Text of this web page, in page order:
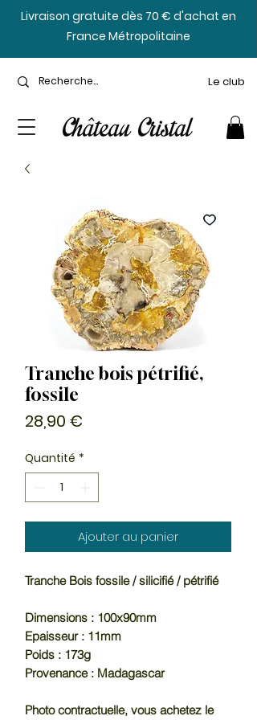
​Livraison gratuite dès 70 € d'achat en
France Métropolitaine
Le club
Tranche bois pétrifié,
fossile
28,90 €
Quantité *
Ajouter au panier
Tranche Bois fossile / silicifié / pétrifié
Dimensions : 100x90mm
Epaisseur : 11mm
Poids : 173g
Provenance : Madagascar
Photo contractuelle, vous achetez le